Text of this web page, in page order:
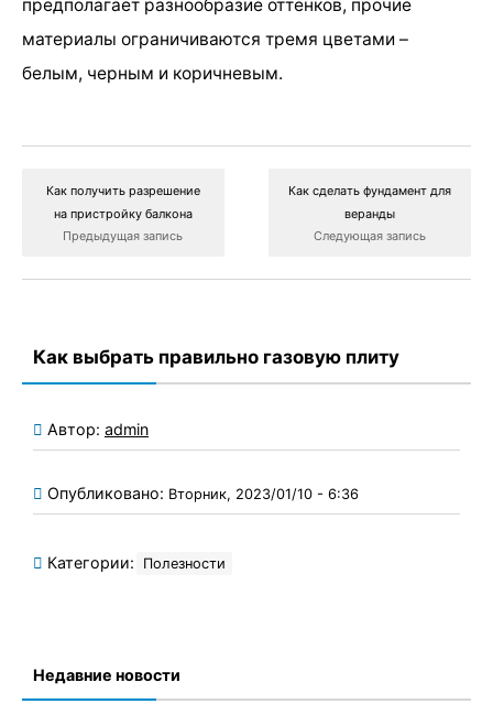
предполагает разнообразие оттенков, прочие
материалы ограничиваются тремя цветами –
белым, черным и коричневым.
Как получить разрешение
на пристройку балкона
Предыдущая запись
Как сделать фундамент для
веранды
Следующая запись
Как выбрать правильно газовую плиту
Автор: admin
Опубликовано: Вторник, 2023/01/10 - 6:36
Категории: Полезности
Недавние новости